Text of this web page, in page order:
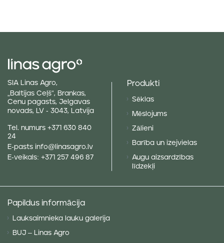
SIA Linas Agro,
„Baltijas Ceļš“, Brankas,
Cenu pagasts, Jelgavas
novads, LV - 3043, Latvija
Tel. numurs +371 630 840
24
E-pasts info@linasagro.lv
E-veikals: +371 257 496 87
Produkti
Sēklas
Mēslojums
Zālieni
Barība un izejvielas
Augu aizsardzības
līdzekļi
Papildus informācija
Lauksaimnieka lauku galerija
BUJ – Linas Agro